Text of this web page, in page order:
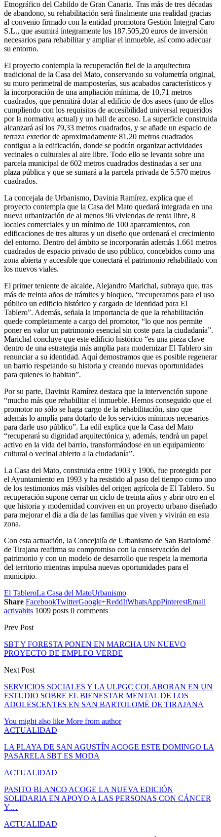
Etnográfico del Cabildo de Gran Canaria. Tras más de tres décadas
de abandono, su rehabilitación será finalmente una realidad gracias
al convenio firmado con la entidad promotora Gestión Integral Caro
S.L., que asumirá íntegramente los 187.505,20 euros de inversión
necesarios para rehabilitar y ampliar el inmueble, así como adecuar
su entorno.
El proyecto contempla la recuperación fiel de la arquitectura
tradicional de la Casa del Mato, conservando su volumetría original,
su muro perimetral de mamposterías, sus acabados característicos y
la incorporación de una ampliación mínima, de 10,71 metros
cuadrados, que permitirá dotar al edificio de dos aseos (uno de ellos
cumpliendo con los requisitos de accesibilidad universal requeridos
por la normativa actual) y un hall de acceso. La superficie construida
alcanzará así los 79,33 metros cuadrados, y se añade un espacio de
terraza exterior de aproximadamente 81,20 metros cuadrados
contigua a la edificación, donde se podrán organizar actividades
vecinales o culturales al aire libre. Todo ello se levanta sobre una
parcela municipal de 602 metros cuadrados destinadas a ser una
plaza pública y que se sumará a la parcela privada de 5.570 metros
cuadrados.
La concejala de Urbanismo, Davinia Ramírez, explica que el
proyecto contempla que la Casa del Mato quedará integrada en una
nueva urbanización de al menos 96 viviendas de renta libre, 8
locales comerciales y un mínimo de 100 aparcamientos, con
edificaciones de tres alturas y un diseño que ordenará el crecimiento
del entorno. Dentro del ámbito se incorporarán además 1.661 metros
cuadrados de espacio privado de uso público, concebidos como una
zona abierta y accesible que conectará el patrimonio rehabilitado con
los nuevos viales.
El primer teniente de alcalde, Alejandro Marichal, subraya que, tras
más de treinta años de trámites y bloqueo, “recuperamos para el uso
público un edificio histórico y cargado de identidad para El
Tablero”. Además, señala la importancia de que la rehabilitación
quede completamente a cargo del promotor, “lo que nos permite
poner en valor un patrimonio esencial sin coste para la ciudadanía”.
Marichal concluye que este edificio histórico “es una pieza clave
dentro de una estrategia más amplia para modernizar El Tablero sin
renunciar a su identidad. Aquí demostramos que es posible regenerar
un barrio respetando su historia y creando nuevas oportunidades
para quienes lo habitan”.
Por su parte, Davinia Ramírez destaca que la intervención supone
“mucho más que rehabilitar el inmueble. Hemos conseguido que el
promotor no sólo se haga cargo de la rehabilitación, sino que
además lo amplía para dotarlo de los servicios mínimos necesarios
para darle uso público”. La edil explica que la Casa del Mato
“recuperará su dignidad arquitectónica y, además, tendrá un papel
activo en la vida del barrio, transformándose en un equipamiento
cultural o vecinal abierto a la ciudadanía”.
La Casa del Mato, construida entre 1903 y 1906, fue protegida por
el Ayuntamiento en 1993 y ha resistido al paso del tiempo como uno
de los testimonios más visibles del origen agrícola de El Tablero. Su
recuperación supone cerrar un ciclo de treinta años y abrir otro en el
que historia y modernidad conviven en un proyecto urbano diseñado
para mejorar el día a día de las familias que viven y vivirán en esta
zona.
Con esta actuación, la Concejalía de Urbanismo de San Bartolomé
de Tirajana reafirma su compromiso con la conservación del
patrimonio y con un modelo de desarrollo que respeta la memoria
del territorio mientras impulsa nuevas oportunidades para el
municipio.
El TableroLa Casa del MatoUrbanismo
Share FacebookTwitterGoogle+ReddItWhatsAppPinterestEmail
activahits 1009 posts 0 comments
Prev Post
SBT Y FORESTA PONEN EN MARCHA UN NUEVO
PROYECTO DE EMPLEO VERDE
Next Post
SERVICIOS SOCIALES Y LA ULPGC COLABORAN EN UN
ESTUDIO SOBRE EL BIENESTAR MENTAL DE LOS
ADOLESCENTES EN SAN BARTOLOMÉ DE TIRAJANA
You might also like More from author
ACTUALIDAD
LA PLAYA DE SAN AGUSTÍN ACOGE ESTE DOMINGO LA
PASARELA SBT ES MODA
ACTUALIDAD
PASITO BLANCO ACOGE LA NUEVA EDICIÓN
SOLIDARIA EN APOYO A LAS PERSONAS CON CÁNCER
Y…
ACTUALIDAD